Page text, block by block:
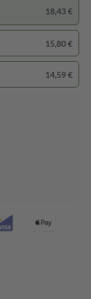
18,43 €
15,80 €
14,59 €